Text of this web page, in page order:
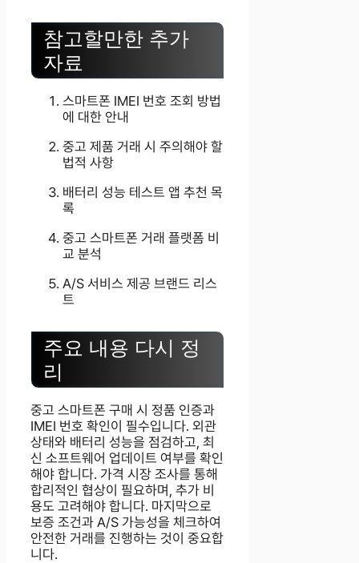
참고할만한 추가
자료
스마트폰 IMEI 번호 조회 방법
에 대한 안내
중고 제품 거래 시 주의해야 할
법적 사항
배터리 성능 테스트 앱 추천 목
록
중고 스마트폰 거래 플랫폼 비
교 분석
A/S 서비스 제공 브랜드 리스
트
주요 내용 다시 정
리
중고 스마트폰 구매 시 정품 인증과
IMEI 번호 확인이 필수입니다. 외관
상태와 배터리 성능을 점검하고, 최
신 소프트웨어 업데이트 여부를 확인
해야 합니다. 가격 시장 조사를 통해
합리적인 협상이 필요하며, 추가 비
용도 고려해야 합니다. 마지막으로
보증 조건과 A/S 가능성을 체크하여
안전한 거래를 진행하는 것이 중요합
니다.